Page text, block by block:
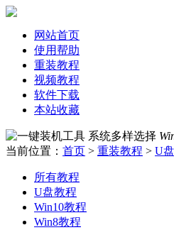
网站首页
使用帮助
重装教程
视频教程
软件下载
本站收藏
系统多样选择
当前位置： 首页 > 重装教程 > U
所有教程
U盘教程
Win10教程
Win8教程